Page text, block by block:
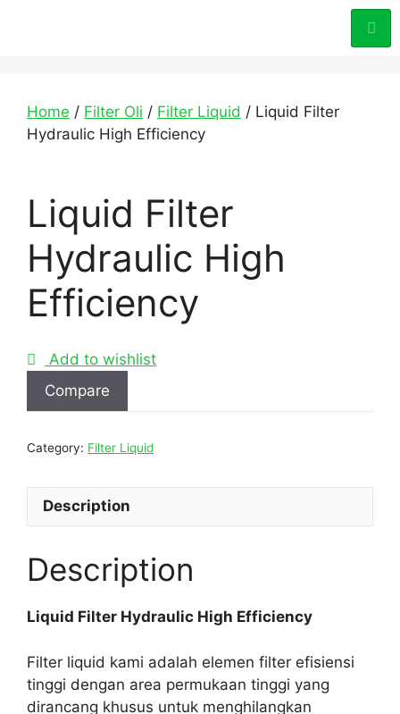
Home / Filter Oli / Filter Liquid / Liquid Filter
Hydraulic High Efficiency
Liquid Filter
Hydraulic High
Efficiency
Add to wishlist
Compare
Category: Filter Liquid
Description
Description
Liquid Filter Hydraulic High Efficiency
Filter liquid kami adalah elemen filter efisiensi
tinggi dengan area permukaan tinggi yang
dirancang khusus untuk menghilangkan